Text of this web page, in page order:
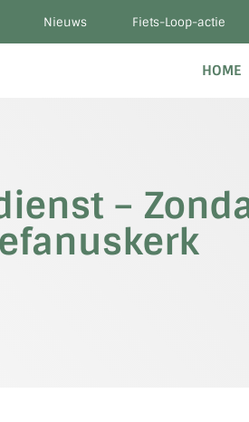
Nieuws Fiets-Loop-actie
HOME
–